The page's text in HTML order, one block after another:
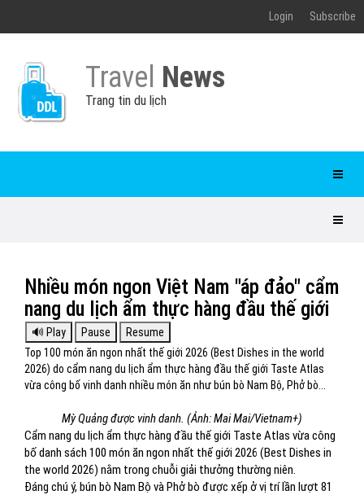
Login Subscribe
Travel News
Trang tin du lịch
Nhiều món ngon Việt Nam "áp đảo" cẩm
nang du lịch ẩm thực hàng đầu thế giới
Top 100 món ăn ngon nhất thế giới 2026 (Best Dishes in the world
2026) do cẩm nang du lịch ẩm thực hàng đầu thế giới Taste Atlas
vừa công bố vinh danh nhiều món ăn như bún bò Nam Bộ, Phở bò...
Mỳ Quảng được vinh danh. (Ảnh: Mai Mai/Vietnam+)
Cẩm nang du lịch ẩm thực hàng đầu thế giới Taste Atlas vừa công
bố danh sách 100 món ăn ngon nhất thế giới 2026 (Best Dishes in
the world 2026) nằm trong chuỗi giải thưởng thường niên.
Đáng chú ý, bún bò Nam Bộ và Phở bò được xếp ở vị trí lần lượt 81